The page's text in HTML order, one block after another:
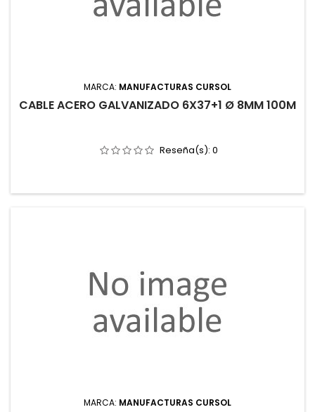
MARCA: MANUFACTURAS CURSOL
CABLE ACERO GALVANIZADO 6X37+1 Ø 8MM 100M
Reseña(s): 0
MARCA: MANUFACTURAS CURSOL